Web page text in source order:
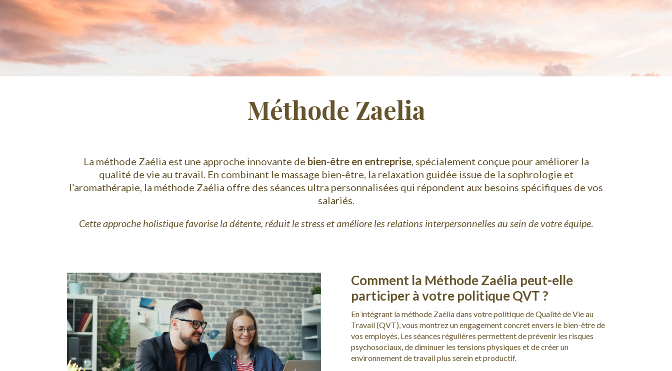
Méthode Zaelia
La méthode Zaélia est une approche innovante de bien-être en entreprise, spécialement conçue pour améliorer la
qualité de vie au travail. En combinant le massage bien-être, la relaxation guidée issue de la sophrologie et
l’aromathérapie, la méthode Zaélia offre des séances ultra personnalisées qui répondent aux besoins spécifiques de vos
salariés.
Cette approche holistique favorise la détente, réduit le stress et améliore les relations interpersonnelles au sein de votre équipe
Comment la Méthode Zaélia peut-elle
participer à votre politique QVT ?
En intégrant la méthode Zaélia dans votre politique de Qualité de Vie au
Travail (QVT), vous montrez un engagement concret envers le bien-être de
vos employés. Les séances régulières permettent de prévenir les risques
psychosociaux, de diminuer les tensions physiques et de créer un
environnement de travail plus serein et productif.